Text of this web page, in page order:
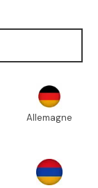
Allemagne